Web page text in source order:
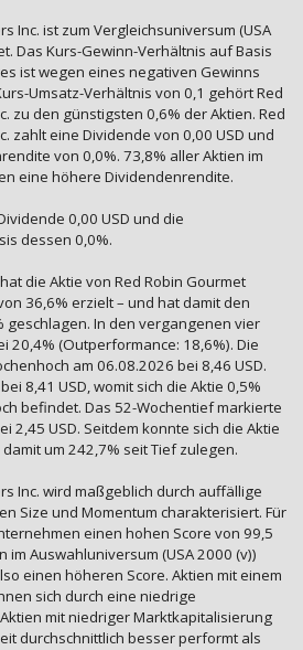
Inc. ist zum Vergleichsuniversum (USA
Das Kurs-Gewinn-Verhältnis auf Basis
ist wegen eines negativen Gewinns
Umsatz-Verhältnis von 0,1 gehört Red
zu den günstigsten 0,6% der Aktien. Red
zahlt eine Dividende von 0,00 USD und
von 0,0%. 73,8% aller Aktien im
eine höhere Dividendenrendite.
0,00 USD und die
dessen 0,0%.
die Aktie von Red Robin Gourmet
36,6% erzielt – und hat damit den
geschlagen. In den vergangenen vier
20,4% (Outperformance: 18,6%). Die
am 06.08.2026 bei 8,46 USD.
8,41 USD, womit sich die Aktie 0,5%
befindet. Das 52-Wochentief markierte
2,45 USD. Seitdem konnte sich die Aktie
um 242,7% seit Tief zulegen.
Inc. wird maßgeblich durch auffällige
Size und Momentum charakterisiert. Für
einen hohen Score von 99,5
im Auswahluniversum (USA 2000 (v))
einen höheren Score. Aktien mit einem
sich durch eine niedrige
mit niedriger Marktkapitalisierung
durchschnittlich besser performt als